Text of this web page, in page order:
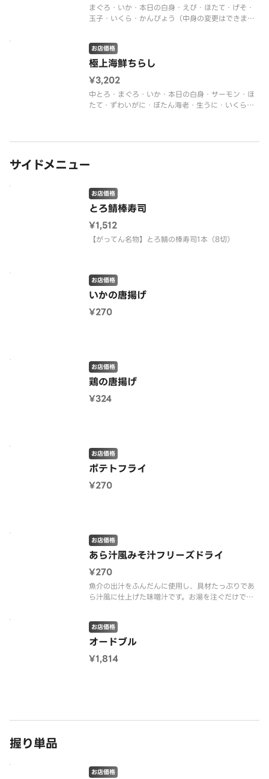
まぐろ・いか・本日の白身・えび・ほたて・げそ・
玉子・いくら・かんぴょう（中身の変更はできませ
ります）
極上海鮮ちらし
お店価格
¥3,202
中とろ・まぐろ・いか・本日の白身・サーモン・ほ
たて・ずわいがに・ぼたん海老・生うに・いくら・
サイドメニュー
とろ鯖棒寿司
お店価格
¥1,512
【がってん名物】とろ鯖の棒寿司1本（8切）
いかの唐揚げ
お店価格
¥270
鶏の唐揚げ
お店価格
¥324
ポテトフライ
お店価格
¥270
あら汁風みそ汁フリーズドライ
お店価格
¥270
魚介の出汁をふんだんに使用し、具材たっぷりであ
ら汁風に仕上げた味噌汁です。お湯を注ぐだけで手
オードブル
お店価格
¥1,814
握り単品
お店価格